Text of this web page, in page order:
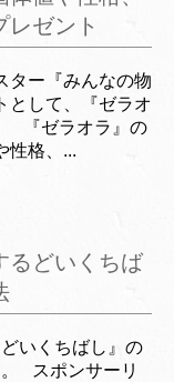
ゼント
ター『みんなの物
として、『ゼラオ
『ゼラオラ』の
性格、...
るどいくちば
いくちばし』の
スポンサーリ